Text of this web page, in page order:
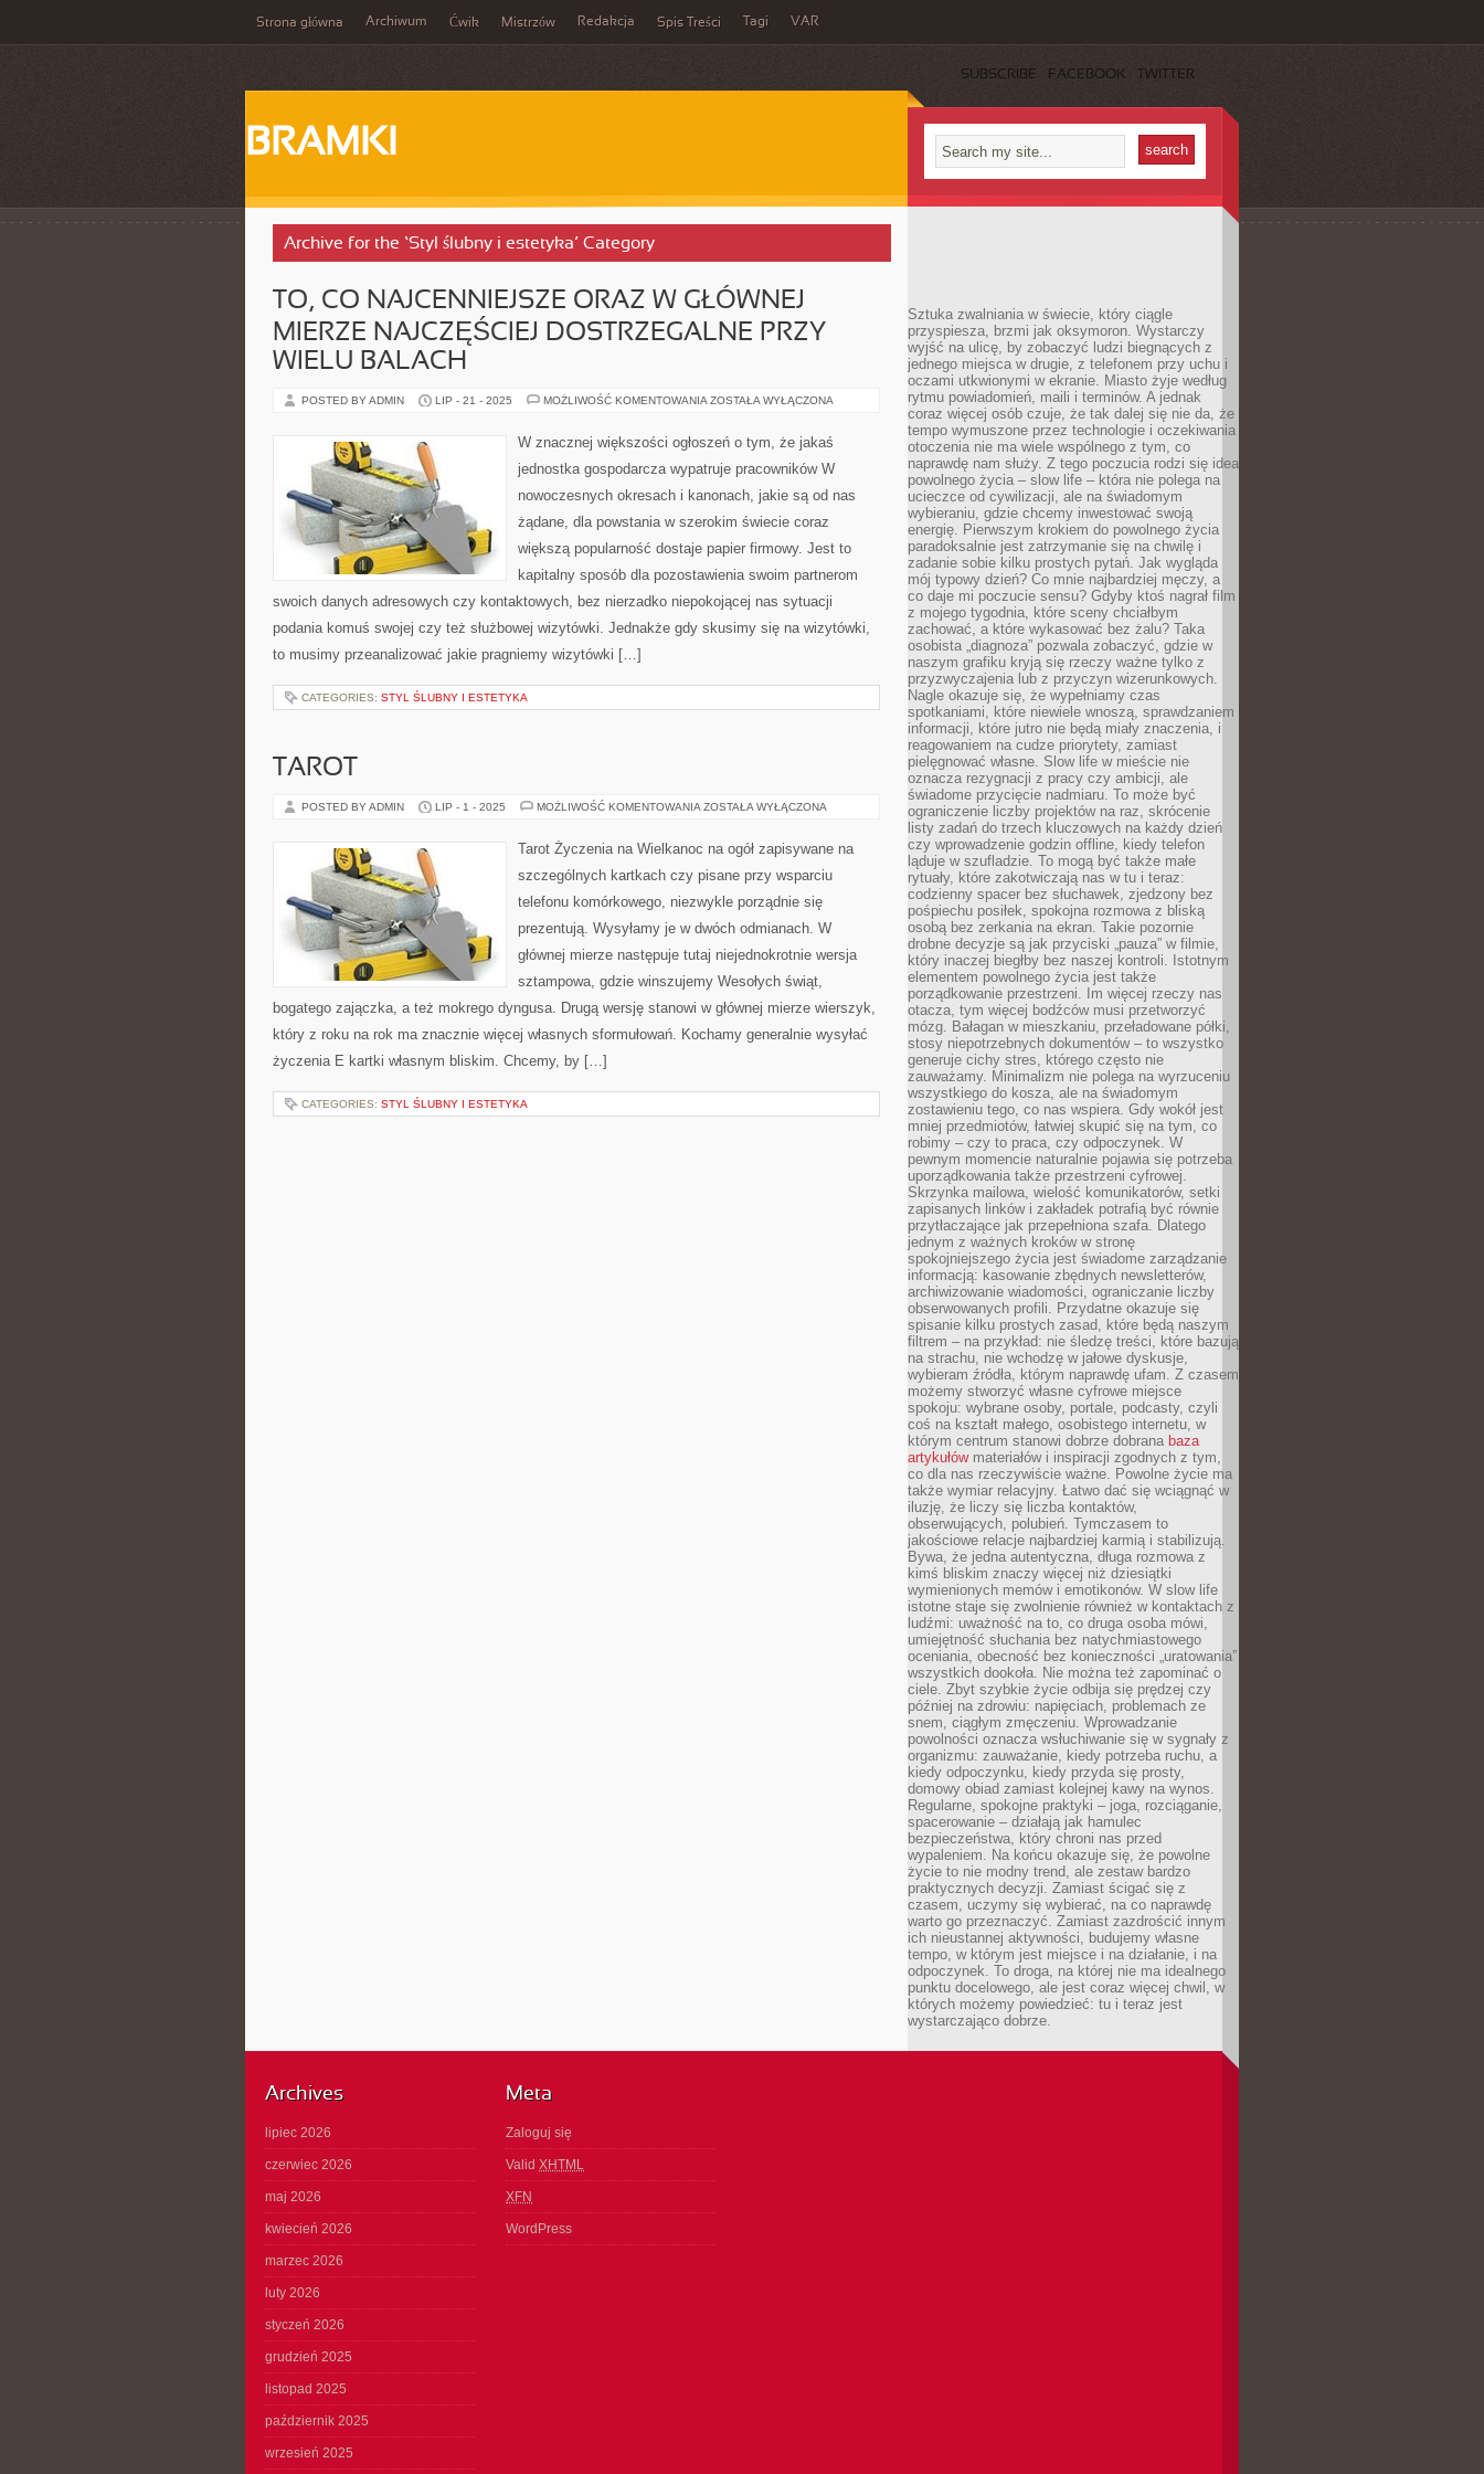
Strona główna Archiwum Ćwik Mistrzów Redakcja Spis Treści Tagi VAR
SUBSCRIBE FACEBOOK TWITTER
BRAMKI
Archive for the ‘Styl ślubny i estetyka’ Category
TO, CO NAJCENNIEJSZE ORAZ W GŁÓWNEJ
MIERZE NAJCZĘŚCIEJ DOSTRZEGALNE PRZY
WIELU BALACH
POSTED BY ADMIN LIP - 21 - 2025 MOŻLIWOŚĆ KOMENTOWANIA TO,
ORAZ
W
MIERZE
DOSTRZEGALNE
WIELU
ZOSTAŁA WYŁĄCZONA
W znacznej większości ogłoszeń o tym, że jakaś
jednostka gospodarcza wypatruje pracowników W
nowoczesnych okresach i kanonach, jakie są od nas
żądane, dla powstania w szerokim świecie coraz
większą popularność dostaje papier firmowy. Jest to
kapitalny sposób dla pozostawienia swoim partnerom
swoich danych adresowych czy kontaktowych, bez nierzadko niepokojącej nas sytuacji
podania komuś swojej czy też służbowej wizytówki. Jednakże gdy skusimy się na wizytówki,
to musimy przeanalizować jakie pragniemy wizytówki […]
CATEGORIES: STYL ŚLUBNY I ESTETYKA
TAROT
POSTED BY ADMIN LIP - 1 - 2025 MOŻLIWOŚĆ KOMENTOWANIA TAROT
ZOSTAŁA WYŁĄCZONA
Tarot Życzenia na Wielkanoc na ogół zapisywane na
szczególnych kartkach czy pisane przy wsparciu
telefonu komórkowego, niezwykle porządnie się
prezentują. Wysyłamy je w dwóch odmianach. W
głównej mierze następuje tutaj niejednokrotnie wersja
sztampowa, gdzie winszujemy Wesołych świąt,
bogatego zajączka, a też mokrego dyngusa. Drugą wersję stanowi w głównej mierze wierszyk,
który z roku na rok ma znacznie więcej własnych sformułowań. Kochamy generalnie wysyłać
życzenia E kartki własnym bliskim. Chcemy, by […]
CATEGORIES: STYL ŚLUBNY I ESTETYKA
Sztuka zwalniania w świecie, który ciągle
przyspiesza, brzmi jak oksymoron. Wystarczy
wyjść na ulicę, by zobaczyć ludzi biegnących z
jednego miejsca w drugie, z telefonem przy uchu i
oczami utkwionymi w ekranie. Miasto żyje według
rytmu powiadomień, maili i terminów. A jednak
coraz więcej osób czuje, że tak dalej się nie da, że
tempo wymuszone przez technologie i oczekiwania
otoczenia nie ma wiele wspólnego z tym, co
naprawdę nam służy. Z tego poczucia rodzi się idea
powolnego życia – slow life – która nie polega na
ucieczce od cywilizacji, ale na świadomym
wybieraniu, gdzie chcemy inwestować swoją
energię. Pierwszym krokiem do powolnego życia
paradoksalnie jest zatrzymanie się na chwilę i
zadanie sobie kilku prostych pytań. Jak wygląda
mój typowy dzień? Co mnie najbardziej męczy, a
co daje mi poczucie sensu? Gdyby ktoś nagrał film
z mojego tygodnia, które sceny chciałbym
zachować, a które wykasować bez żalu? Taka
osobista „diagnoza” pozwala zobaczyć, gdzie w
naszym grafiku kryją się rzeczy ważne tylko z
przyzwyczajenia lub z przyczyn wizerunkowych.
Nagle okazuje się, że wypełniamy czas
spotkaniami, które niewiele wnoszą, sprawdzaniem
informacji, które jutro nie będą miały znaczenia, i
reagowaniem na cudze priorytety, zamiast
pielęgnować własne. Slow life w mieście nie
oznacza rezygnacji z pracy czy ambicji, ale
świadome przycięcie nadmiaru. To może być
ograniczenie liczby projektów na raz, skrócenie
listy zadań do trzech kluczowych na każdy dzień
czy wprowadzenie godzin offline, kiedy telefon
ląduje w szufladzie. To mogą być także małe
rytuały, które zakotwiczają nas w tu i teraz:
codzienny spacer bez słuchawek, zjedzony bez
pośpiechu posiłek, spokojna rozmowa z bliską
osobą bez zerkania na ekran. Takie pozornie
drobne decyzje są jak przyciski „pauza” w filmie,
który inaczej biegłby bez naszej kontroli. Istotnym
elementem powolnego życia jest także
porządkowanie przestrzeni. Im więcej rzeczy nas
otacza, tym więcej bodźców musi przetworzyć
mózg. Bałagan w mieszkaniu, przeładowane półki,
stosy niepotrzebnych dokumentów – to wszystko
generuje cichy stres, którego często nie
zauważamy. Minimalizm nie polega na wyrzuceniu
wszystkiego do kosza, ale na świadomym
zostawieniu tego, co nas wspiera. Gdy wokół jest
mniej przedmiotów, łatwiej skupić się na tym, co
robimy – czy to praca, czy odpoczynek. W
pewnym momencie naturalnie pojawia się potrzeba
uporządkowania także przestrzeni cyfrowej.
Skrzynka mailowa, wielość komunikatorów, setki
zapisanych linków i zakładek potrafią być równie
przytłaczające jak przepełniona szafa. Dlatego
jednym z ważnych kroków w stronę
spokojniejszego życia jest świadome zarządzanie
informacją: kasowanie zbędnych newsletterów,
archiwizowanie wiadomości, ograniczanie liczby
obserwowanych profili. Przydatne okazuje się
spisanie kilku prostych zasad, które będą naszym
filtrem – na przykład: nie śledzę treści, które bazują
na strachu, nie wchodzę w jałowe dyskusje,
wybieram źródła, którym naprawdę ufam. Z czasem
możemy stworzyć własne cyfrowe miejsce
spokoju: wybrane osoby, portale, podcasty, czyli
coś na kształt małego, osobistego internetu, w
którym centrum stanowi dobrze dobrana baza
artykułówmateriałów i inspiracji zgodnych z tym,
co dla nas rzeczywiście ważne. Powolne życie ma
także wymiar relacyjny. Łatwo dać się wciągnąć w
iluzję, że liczy się liczba kontaktów,
obserwujących, polubień. Tymczasem to
jakościowe relacje najbardziej karmią i stabilizują.
Bywa, że jedna autentyczna, długa rozmowa z
kimś bliskim znaczy więcej niż dziesiątki
wymienionych memów i emotikonów. W slow life
istotne staje się zwolnienie również w kontaktach z
ludźmi: uważność na to, co druga osoba mówi,
umiejętność słuchania bez natychmiastowego
oceniania, obecność bez konieczności „uratowania”
wszystkich dookoła. Nie można też zapominać o
ciele. Zbyt szybkie życie odbija się prędzej czy
później na zdrowiu: napięciach, problemach ze
snem, ciągłym zmęczeniu. Wprowadzanie
powolności oznacza wsłuchiwanie się w sygnały z
organizmu: zauważanie, kiedy potrzeba ruchu, a
kiedy odpoczynku, kiedy przyda się prosty,
domowy obiad zamiast kolejnej kawy na wynos.
Regularne, spokojne praktyki – joga, rozciąganie,
spacerowanie – działają jak hamulec
bezpieczeństwa, który chroni nas przed
wypaleniem. Na końcu okazuje się, że powolne
życie to nie modny trend, ale zestaw bardzo
praktycznych decyzji. Zamiast ścigać się z
czasem, uczymy się wybierać, na co naprawdę
warto go przeznaczyć. Zamiast zazdrościć innym
ich nieustannej aktywności, budujemy własne
tempo, w którym jest miejsce i na działanie, i na
odpoczynek. To droga, na której nie ma idealnego
punktu docelowego, ale jest coraz więcej chwil, w
których możemy powiedzieć: tu i teraz jest
wystarczająco dobrze.
Archives
lipiec 2026
czerwiec 2026
maj 2026
kwiecień 2026
marzec 2026
luty 2026
styczeń 2026
grudzień 2025
listopad 2025
październik 2025
wrzesień 2025
Meta
Zaloguj się
Valid XHTML
XFN
WordPress